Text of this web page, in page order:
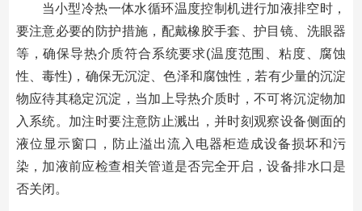
当小型冷热一体水循环温度控制机进行加液排空时，
要注意必要的防护措施，配戴橡胶手套、护目镜、洗眼器
等，确保导热介质符合系统要求(温度范围、粘度、腐蚀
性、毒性)，确保无沉淀、色泽和腐蚀性，若有少量的沉淀
物应待其稳定沉淀，当加上导热介质时，不可将沉淀物加
入系统。加注时要注意防止溅出，并时刻观察设备侧面的
液位显示窗口，防止溢出流入电器柜造成设备损坏和污
染，加液前应检查相关管道是否完全开启，设备排水口是
否关闭。